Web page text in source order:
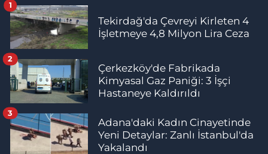
Tekirdağ'da Çevreyi Kirleten 4
İşletmeye 4,8 Milyon Lira Ceza
1
Çerkezköy'de Fabrikada
Kimyasal Gaz Paniği: 3 İşçi
Hastaneye Kaldırıldı
2
Adana'daki Kadın Cinayetinde
Yeni Detaylar: Zanlı İstanbul'da
Yakalandı
3